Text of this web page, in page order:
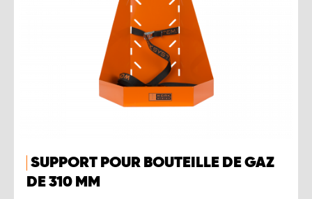
SUPPORT POUR BOUTEILLE DE GAZ
DE 310 MM